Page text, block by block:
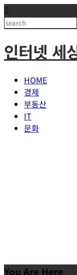
Skip
to
인터넷 세
HOME
경제
부동산
IT
문화
You Are Here